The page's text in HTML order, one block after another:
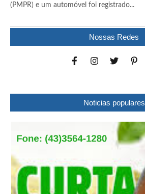
(PMPR) e um automóvel foi registrado...
Nossas Redes
Noticias populares